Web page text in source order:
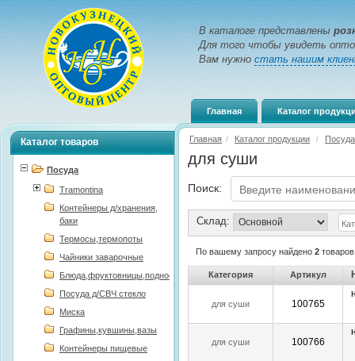
В каталоге представлены
Для того чтобы увидеть
Вам нужностать нашим
Главная Каталог
Каталог товаров
Посуда
Tramontina
Контейнеры д/хранения,
баки
Термосы,термопоты
Чайники заварочные
Блюда,фруктовницы,подносы
Посуда д/СВЧ стекло
Миска
Графины,кувшины,вазы
Контейнеры пищевые
Главная / Каталог продукции / Посуда
для суши
Поиск:
Склад:
По вашему запросу найдено 2 товаров
Категория Артикул
для суши 100765
для суши 100766